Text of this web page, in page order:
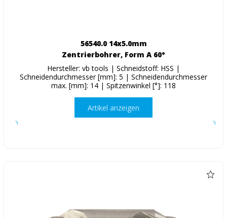
56540.0 14x5.0mm
Zentrierbohrer, Form A 60°
Hersteller: vb tools | Schneidstoff: HSS |
Schneidendurchmesser [mm]: 5 | Schneidendurchmesser
max. [mm]: 14 | Spitzenwinkel [°]: 118
Artikel anzeigen